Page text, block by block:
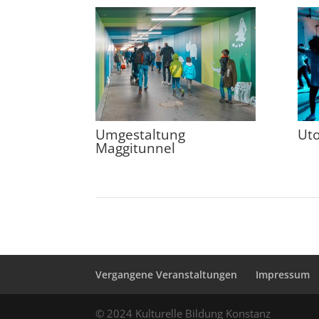
Umgestaltung
Maggitunnel
Vergangene Veranstaltungen Impressum
© 2024 Kulturelle Bildung Konstanz